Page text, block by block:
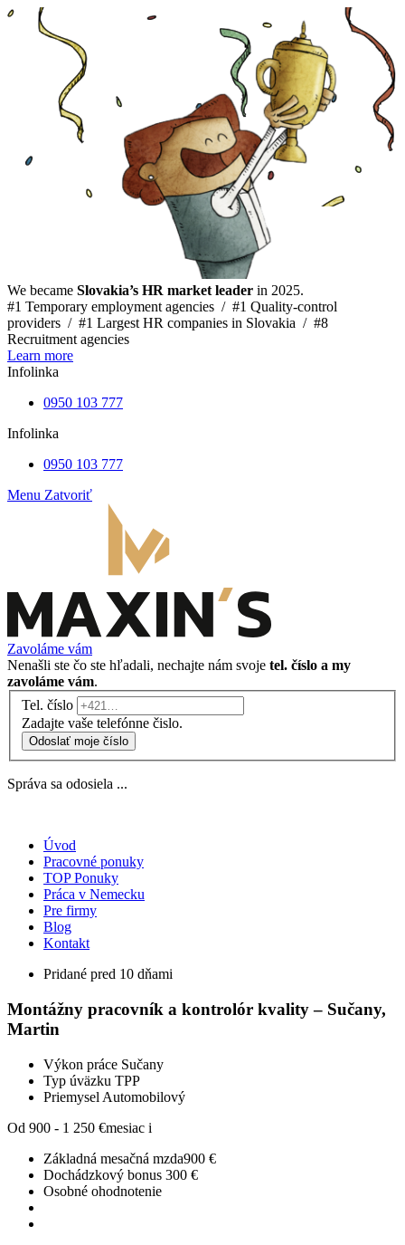
We became Slovakia’s HR market leader in 2025.
#1 Temporary employment agencies / #1 Quality-control
providers / #1 Largest HR companies in Slovakia / #8
Recruitment agencies
Learn more
Infolinka
0950 103 777
Infolinka
0950 103 777
Menu Zatvoriť
Zavoláme vám
Nenašli ste čo ste hľadali, nechajte nám svoje tel. číslo a my
zavoláme vám.
Tel. číslo
Zadajte vaše telefónne čislo.
Odoslať moje číslo
Správa sa odosiela ...
Úvod
Pracovné ponuky
TOP Ponuky
Práca v Nemecku
Pre firmy
Blog
Kontakt
Pridané pred 10 dňami
Montážny pracovník a kontrolór kvality – Sučany,
Martin
Výkon práce Sučany
Typ úväzku TPP
Priemysel Automobilový
Od 900 - 1 250 €mesiac i
Základná mesačná mzda900 €
Dochádzkový bonus 300 €
Osobné ohodnotenie